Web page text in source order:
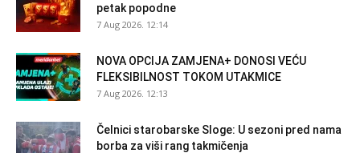
petak popodne
7 Aug 2026. 12:14
NOVA OPCIJA ZAMJENA+ DONOSI VEĆU
FLEKSIBILNOST TOKOM UTAKMICE
7 Aug 2026. 12:13
Čelnici starobarske Sloge: U sezoni pred nama
borba za viši rang takmičenja